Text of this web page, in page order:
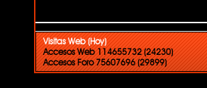
Visitas Web (Hoy)
Accesos Web 114655732 (24230)
Accesos Foro 75607696 (29899)